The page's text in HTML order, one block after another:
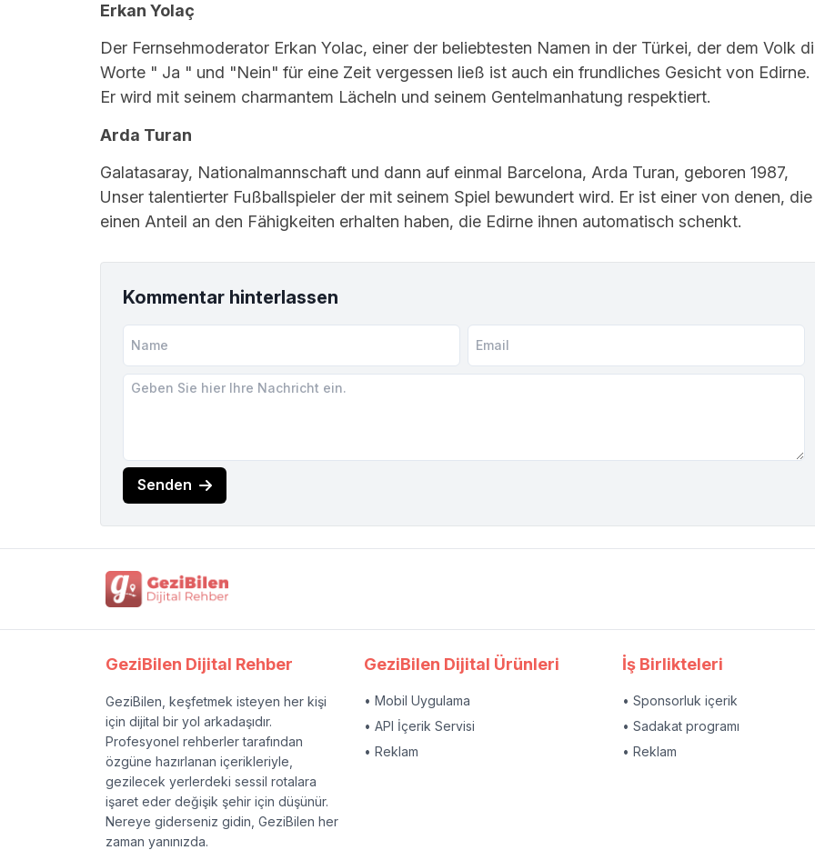
Erkan Yolaç
Der Fernsehmoderator Erkan Yolac, einer der beliebtesten Namen in der Türkei, der dem Volk
Worte " Ja " und "Nein" für eine Zeit vergessen ließ ist auch ein frundliches Gesicht von Edirne.
Er wird mit seinem charmantem Lächeln und seinem Gentelmanhatung respektiert.
Arda Turan
Galatasaray, Nationalmannschaft und dann auf einmal Barcelona, Arda Turan, geboren 1987,
Unser talentierter Fußballspieler der mit seinem Spiel bewundert wird. Er ist einer von denen, die
einen Anteil an den Fähigkeiten erhalten haben, die Edirne ihnen automatisch schenkt.
Kommentar hinterlassen
Senden
GeziBilen Dijital Rehber
GeziBilen, keşfetmek isteyen her kişi
için dijital bir yol arkadaşıdır.
Profesyonel rehberler tarafından
özgüne hazırlanan içerikleriyle,
gezilecek yerlerdeki sessil rotalara
işaret eder değişik şehir için düşünür.
Nereye giderseniz gidin, GeziBilen her
zaman yanınızda.
GeziBilen Dijital Ürünleri
• Mobil Uygulama
• API İçerik Servisi
• Reklam
İş Birlikteleri
• Sponsorluk içerik
• Sadakat programı
• Reklam